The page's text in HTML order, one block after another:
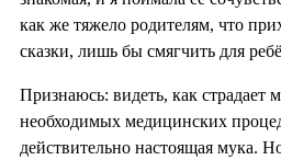
как же тяжело родителям, что
сказки, лишь бы смягчить для
Признаюсь: видеть, как страдает
необходимых медицинских
действительно настоящая мука.